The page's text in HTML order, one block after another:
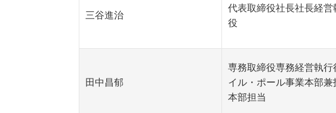
三谷進治
代表取締役社長社長経営
役
田中昌郁
専務取締役専務経営執行
イル・ポール事業本部兼
本部担当